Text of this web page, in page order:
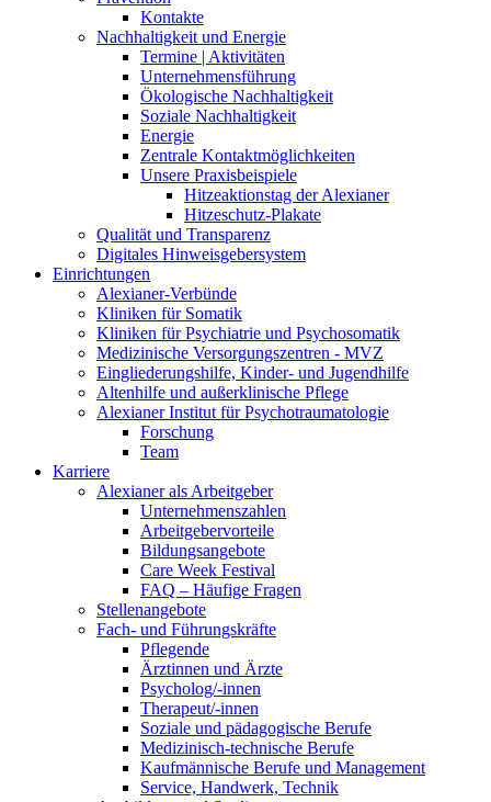
Kontakte
Nachhaltigkeit und Energie
Termine | Aktivitäten
Unternehmensführung
Ökologische Nachhaltigkeit
Soziale Nachhaltigkeit
Energie
Zentrale Kontaktmöglichkeiten
Unsere Praxisbeispiele
Hitzeaktionstag der Alexianer
Hitzeschutz-Plakate
Qualität und Transparenz
Digitales Hinweisgebersystem
Einrichtungen
Alexianer-Verbünde
Kliniken für Somatik
Kliniken für Psychiatrie und Psychosomatik
Medizinische Versorgungszentren - MVZ
Eingliederungshilfe, Kinder- und Jugendhilfe
Altenhilfe und außerklinische Pflege
Alexianer Institut für Psychotraumatologie
Forschung
Team
Karriere
Alexianer als Arbeitgeber
Unternehmenszahlen
Arbeitgebervorteile
Bildungsangebote
Care Week Festival
FAQ – Häufige Fragen
Stellenangebote
Fach- und Führungskräfte
Pflegende
Ärztinnen und Ärzte
Psycholog/-innen
Therapeut/-innen
Soziale und pädagogische Berufe
Medizinisch-technische Berufe
Kaufmännische Berufe und Management
Service, Handwerk, Technik